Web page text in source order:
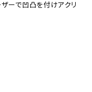
ーで凹凸を付けアクリ